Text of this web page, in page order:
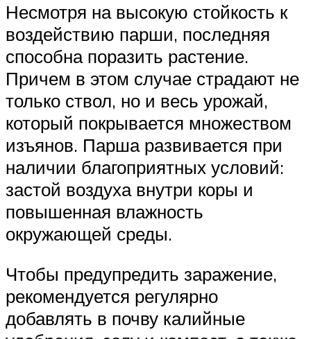
Несмотря на высокую стойкость к
воздействию парши, последняя
способна поразить растение.
Причем в этом случае страдают не
только ствол, но и весь урожай,
который покрывается множеством
изъянов. Парша развивается при
наличии благоприятных условий:
застой воздуха внутри коры и
повышенная влажность
окружающей среды.
Чтобы предупредить заражение,
рекомендуется регулярно
добавлять в почву калийные